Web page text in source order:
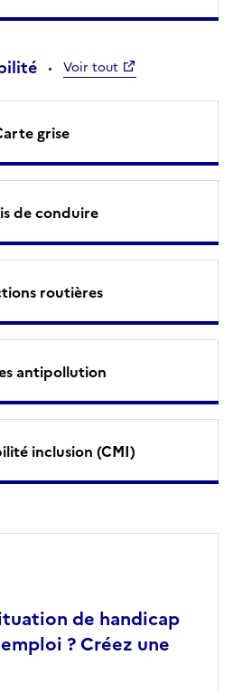
Voir tout
grise
de conduire
routières
antipollution
inclusion (CMI)
de handicap
? Créez une